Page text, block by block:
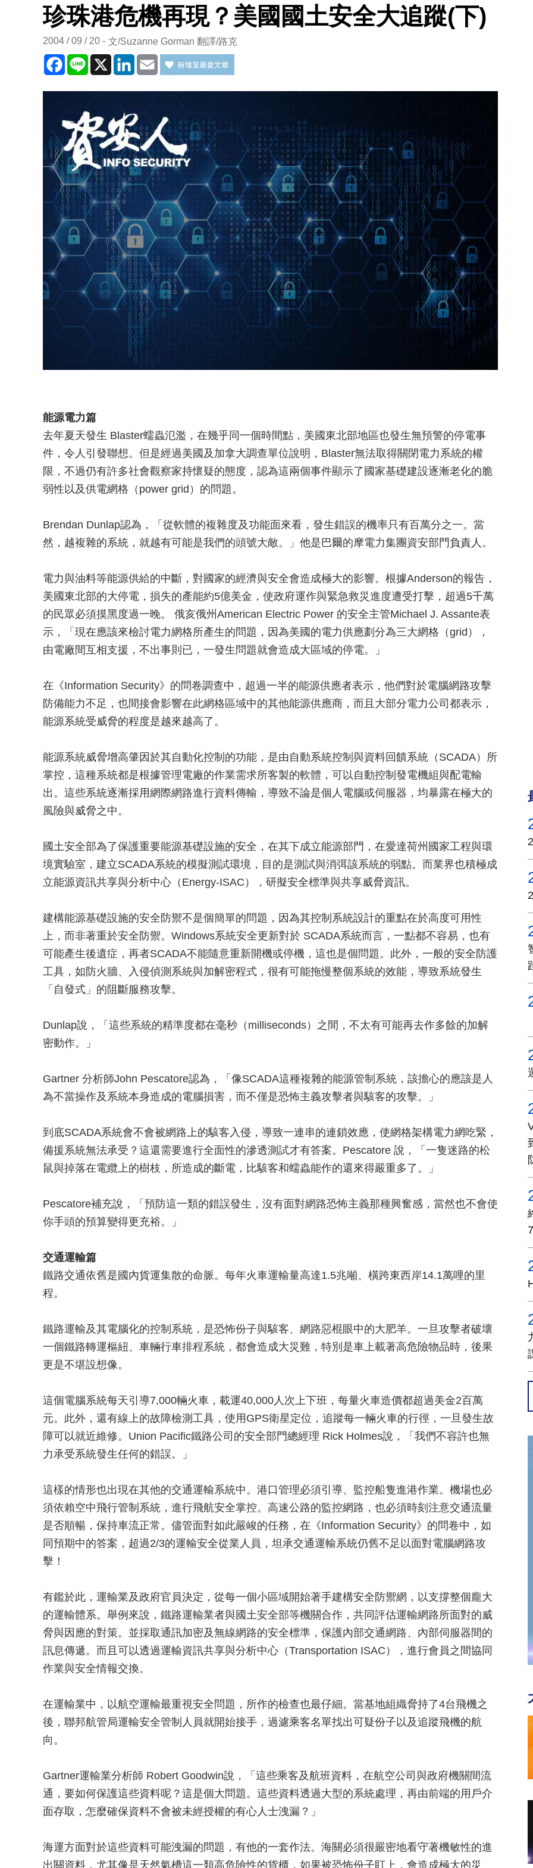
珍珠港危機再現？美國國土安全大追蹤(下)
2004 / 09 / 20 文/Suzanne Gorman 翻譯/路克
Facebook
Line X LinkedInEmail
能源電力篇
去年夏天發生 Blaster蠕蟲氾濫，在幾乎同一個時間點，美國東北部地區也發生無預警的停電事
件，令人引發聯想。但是經過美國及加拿大調查單位說明，Blaster無法取得關閉電力系統的權
限，不過仍有許多社會觀察家持懷疑的態度，認為這兩個事件顯示了國家基礎建設逐漸老化的脆
弱性以及供電網格（power grid）的問題。
Brendan Dunlap認為，「從軟體的複雜度及功能面來看，發生錯誤的機率只有百萬分之一。當
然，越複雜的系統，就越有可能是我們的頭號大敵。」他是巴爾的摩電力集團資安部門負責人。
電力與油料等能源供給的中斷，對國家的經濟與安全會造成極大的影響。根據Anderson的報告，
美國東北部的大停電，損失的產能約5億美金，使政府運作與緊急救災進度遭受打擊，超過5千萬
的民眾必須摸黑度過一晚。 俄亥俄州American Electric Power 的安全主管Michael J. Assante表
示，「現在應該來檢討電力網格所產生的問題，因為美國的電力供應劃分為三大網格（grid），
由電廠間互相支援，不出事則已，一發生問題就會造成大區域的停電。」
在《Information Security》的問卷調查中，超過一半的能源供應者表示，他們對於電腦網路攻擊
防備能力不足，也間接會影響在此網格區域中的其他能源供應商，而且大部分電力公司都表示，
能源系統受威脅的程度是越來越高了。
能源系統威脅增高肇因於其自動化控制的功能，是由自動系統控制與資料回饋系統（SCADA）所
掌控，這種系統都是根據管理電廠的作業需求所客製的軟體，可以自動控制發電機組與配電輸
出。這些系統逐漸採用網際網路進行資料傳輸，導致不論是個人電腦或伺服器，均暴露在極大的
風險與威脅之中。
國土安全部為了保護重要能源基礎設施的安全，在其下成立能源部門，在愛達荷州國家工程與環
境實驗室，建立SCADA系統的模擬測試環境，目的是測試與消弭該系統的弱點。而業界也積極成
立能源資訊共享與分析中心（Energy-ISAC），研擬安全標準與共享威脅資訊。
建構能源基礎設施的安全防禦不是個簡單的問題，因為其控制系統設計的重點在於高度可用性
上，而非著重於安全防禦。Windows系統安全更新對於 SCADA系統而言，一點都不容易，也有
可能產生後遺症，再者SCADA不能隨意重新開機或停機，這也是個問題。此外，一般的安全防護
工具，如防火牆、入侵偵測系統與加解密程式，很有可能拖慢整個系統的效能，導致系統發生
「自發式」的阻斷服務攻擊。
Dunlap說，「這些系統的精準度都在毫秒（milliseconds）之間，不太有可能再去作多餘的加解
密動作。」
Gartner 分析師John Pescatore認為，「像SCADA這種複雜的能源管制系統，該擔心的應該是人
為不當操作及系統本身造成的電腦損害，而不僅是恐怖主義攻擊者與駭客的攻擊。」
到底SCADA系統會不會被網路上的駭客入侵，導致一連串的連鎖效應，使網格架構電力網吃緊，
備援系統無法承受？這還需要進行全面性的滲透測試才有答案。Pescatore 說，「一隻迷路的松
鼠與掉落在電纜上的樹枝，所造成的斷電，比駭客和蠕蟲能作的還來得嚴重多了。」
Pescatore補充說，「預防這一類的錯誤發生，沒有面對網路恐怖主義那種興奮感，當然也不會使
你手頭的預算變得更充裕。」
交通運輸篇
鐵路交通依舊是國內貨運集散的命脈。每年火車運輸量高達1.5兆噸、橫跨東西岸14.1萬哩的里
程。
鐵路運輸及其電腦化的控制系統，是恐怖份子與駭客、網路惡棍眼中的大肥羊。一旦攻擊者破壞
一個鐵路轉運樞紐、車輛行車排程系統，都會造成大災難，特別是車上載著高危險物品時，後果
更是不堪設想像。
這個電腦系統每天引導7,000輛火車，載運40,000人次上下班，每量火車造價都超過美金2百萬
元。此外，還有線上的故障檢測工具，使用GPS衛星定位，追蹤每一輛火車的行徑，一旦發生故
障可以就近維修。Union Pacific鐵路公司的安全部門總經理 Rick Holmes說，「我們不容許也無
力承受系統發生任何的錯誤。」
這樣的情形也出現在其他的交通運輸系統中。港口管理必須引導、監控船隻進港作業。機場也必
須依賴空中飛行管制系統，進行飛航安全掌控。高速公路的監控網路，也必須時刻注意交通流量
是否順暢，保持車流正常。儘管面對如此嚴峻的任務，在《Information Security》的問卷中，如
同預期中的答案，超過2/3的運輸安全從業人員，坦承交通運輸系統仍舊不足以面對電腦網路攻
擊！
有鑑於此，運輸業及政府官員決定，從每一個小區域開始著手建構安全防禦網，以支撐整個龐大
的運輸體系。舉例來說，鐵路運輸業者與國土安全部等機關合作，共同評估運輸網路所面對的威
脅與因應的對策。並採取通訊加密及無線網路的安全標準，保護內部交通網路、內部伺服器間的
訊息傳遞。而且可以透過運輸資訊共享與分析中心（Transportation ISAC），進行會員之間協同
作業與安全情報交換。
在運輸業中，以航空運輸最重視安全問題，所作的檢查也最仔細。當基地組織脅持了4台飛機之
後，聯邦航管局運輸安全管制人員就開始接手，過濾乘客名單找出可疑份子以及追蹤飛機的航
向。
Gartner運輸業分析師 Robert Goodwin說，「這些乘客及航班資料，在航空公司與政府機關間流
通，要如何保護這些資料呢？這是個大問題。這些資料透過大型的系統處理，再由前端的用戶介
面存取，怎麼確保資料不會被未經授權的有心人士洩漏？」
海運方面對於這些資料可能洩漏的問題，有他的一套作法。海關必須很嚴密地看守著機敏性的進
出關資料，尤其像是天然氣槽這一類高危險性的貨櫃，如果被恐怖份子盯上，會造成極大的災